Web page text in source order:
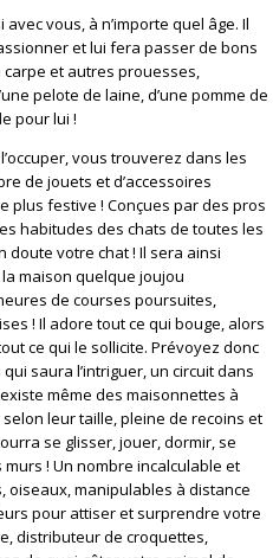
vous, à n’importe quel âge. Il
et lui fera passer de bons
carpe et autres prouesses,
pelote de laine, d’une pomme de
pour lui !
vous trouverez dans les
de jouets et d’accessoires
plus festive ! Conçues par des pros
habitudes des chats de toutes les
doute votre chat ! Il sera ainsi
maison quelque joujou
de courses poursuites,
! Il adore tout ce qui bouge, alors
ce qui le sollicite. Prévoyez donc
saura l’intriguer, un circuit dans
même des maisonnettes à
leur taille, pleine de recoins et
se glisser, jouer, dormir, se
! Un nombre incalculable et
oiseaux, manipulables à distance
pour attiser et surprendre votre
distributeur de croquettes,